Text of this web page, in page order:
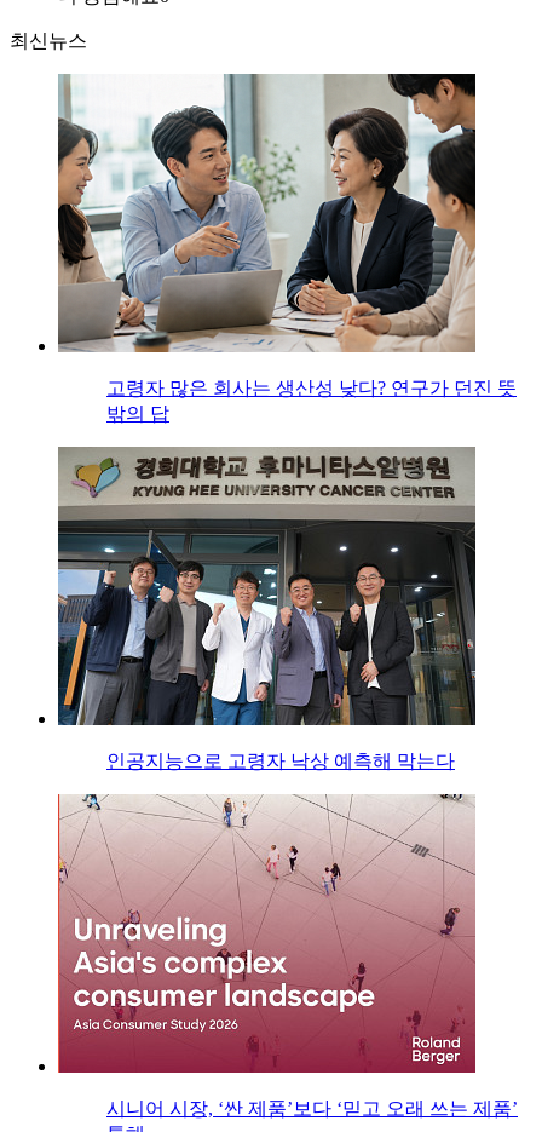
최신뉴스
고령자 많은 회사는 생산성 낮다? 연구가 던진 뜻
밖의 답
인공지능으로 고령자 낙상 예측해 막는다
시니어 시장, ‘싼 제품’보다 ‘믿고 오래 쓰는 제품’